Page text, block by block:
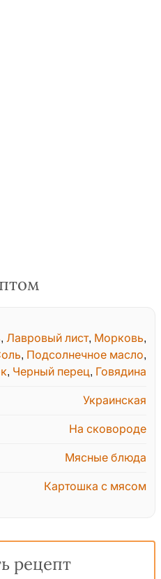
, Лавровый лист, Морковь,
, Подсолнечное масло,
, Черный перец, Говядина
Украинская
На сковороде
Мясные блюда
Картошка с мясом
рецепт